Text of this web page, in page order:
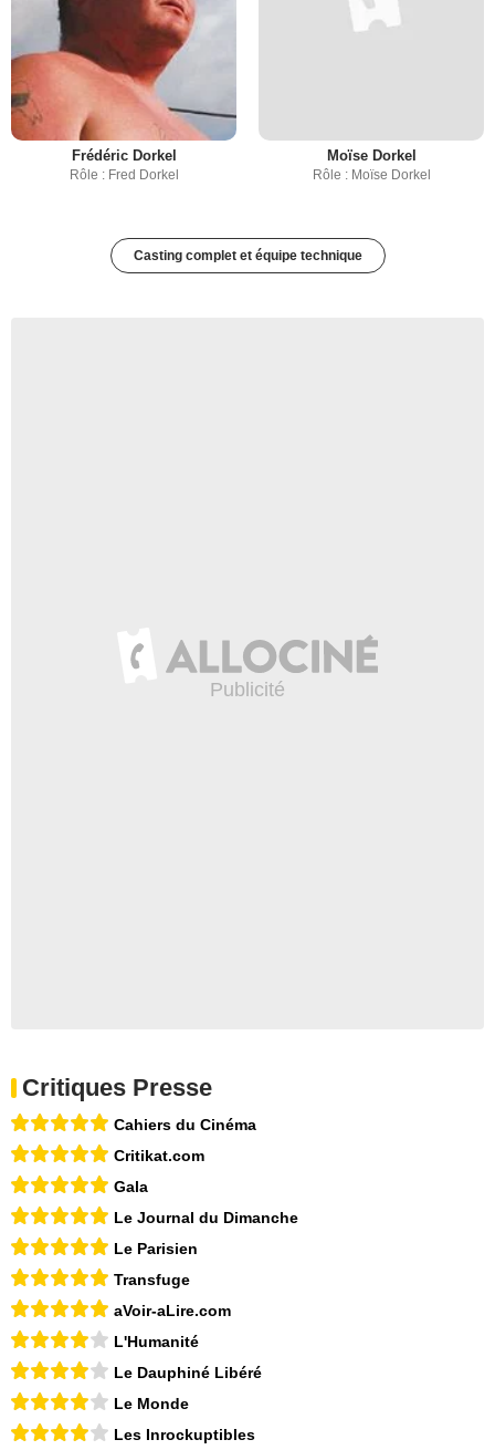
Frédéric Dorkel
Rôle : Fred Dorkel
Moïse Dorkel
Rôle : Moïse Dorkel
Casting complet et équipe technique
Critiques Presse
Cahiers du Cinéma
Critikat.com
Gala
Le Journal du Dimanche
Le Parisien
Transfuge
aVoir-aLire.com
L'Humanité
Le Dauphiné Libéré
Le Monde
Les Inrockuptibles